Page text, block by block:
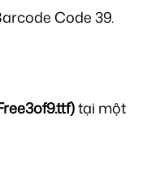
Code 39.
tại một